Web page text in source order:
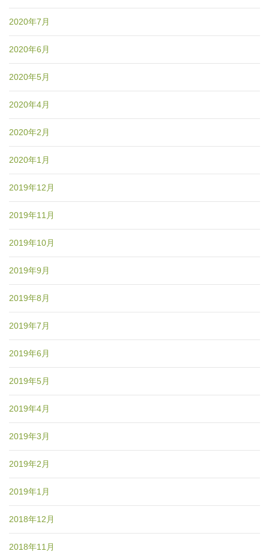
2020年7月
2020年6月
2020年5月
2020年4月
2020年2月
2020年1月
2019年12月
2019年11月
2019年10月
2019年9月
2019年8月
2019年7月
2019年6月
2019年5月
2019年4月
2019年3月
2019年2月
2019年1月
2018年12月
2018年11月